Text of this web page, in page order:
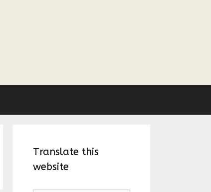
Translate this
website